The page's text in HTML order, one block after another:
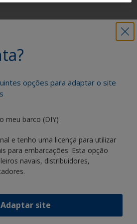
opções para adaptar o site
meu barco (DIY)
e tenho uma licença para utilizar
para embarcações. Esta opção
navais, distribuidores,
Adaptar site
todo o apoio de que necessita
da nossa inovação contínua e
científica
a International: